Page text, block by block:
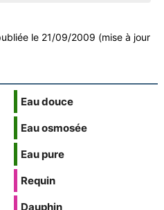
le 21/09/2009 (mise à jour
Eau douce
Eau osmosée
Eau pure
Requin
Dauphin